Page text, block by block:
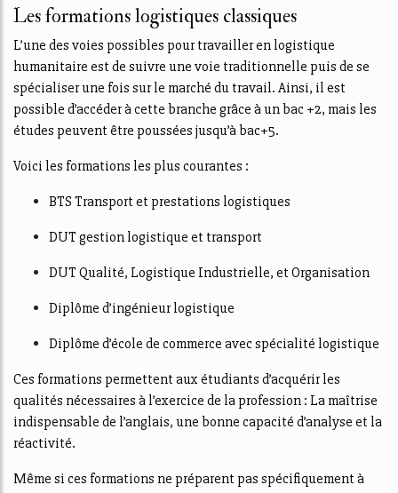
Les formations logistiques classiques
L’une des voies possibles pour travailler en logistique
humanitaire est de suivre une voie traditionnelle puis de se
spécialiser une fois sur le marché du travail. Ainsi, il est
possible d’accéder à cette branche grâce à un bac +2, mais les
études peuvent être poussées jusqu’à bac+5.
Voici les formations les plus courantes :
BTS Transport et prestations logistiques
DUT gestion logistique et transport
DUT Qualité, Logistique Industrielle, et Organisation
Diplôme d’ingénieur logistique
Diplôme d’école de commerce avec spécialité logistique
Ces formations permettent aux étudiants d’acquérir les
qualités nécessaires à l’exercice de la profession : La maîtrise
indispensable de l’anglais, une bonne capacité d’analyse et la
réactivité.
Même si ces formations ne préparent pas spécifiquement à